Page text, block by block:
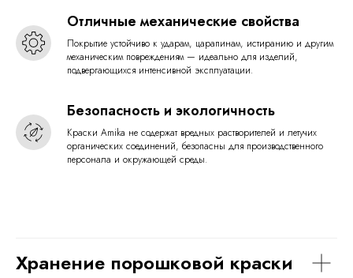
Отличные механические свойства
Покрытие устойчиво к ударам, царапинам, истиранию и другим
механическим повреждениям — идеально для изделий,
подвергающихся интенсивной эксплуатации.
Безопасность и экологичность
Краски Amika не содержат вредных растворителей и летучих
органических соединений, безопасны для производственного
персонала и окружающей среды.
Хранение порошковой краски